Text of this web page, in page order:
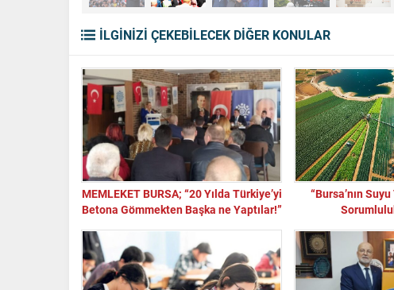
İLGİNİZİ ÇEKEBİLECEK DİĞER KONULAR
MEMLEKET BURSA; “20 Yılda Türkiye’yi
Betona Gömmekten Başka ne Yaptılar!”
“Bursa’nın